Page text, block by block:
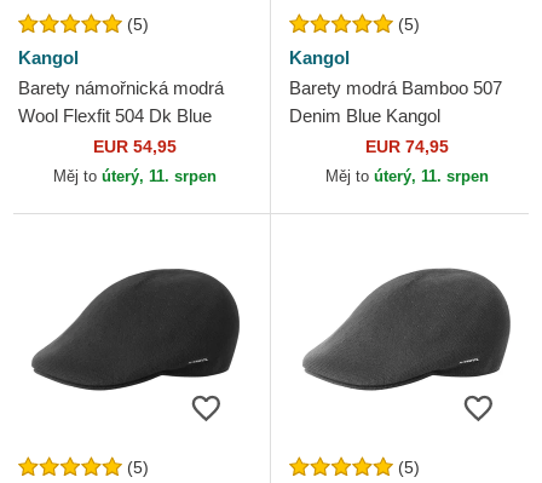
(5)
Kangol
Barety námořnická modrá
Wool Flexfit 504 Dk Blue
EUR 54,95
Měj to úterý, 11. srpen
(5)
Kangol
Barety modrá Bamboo 507
Denim Blue Kangol
EUR 74,95
Měj to úterý, 11. srpen
(5) (5)